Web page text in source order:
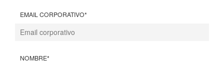
EMAIL CORPORATIVO*
NOMBRE*